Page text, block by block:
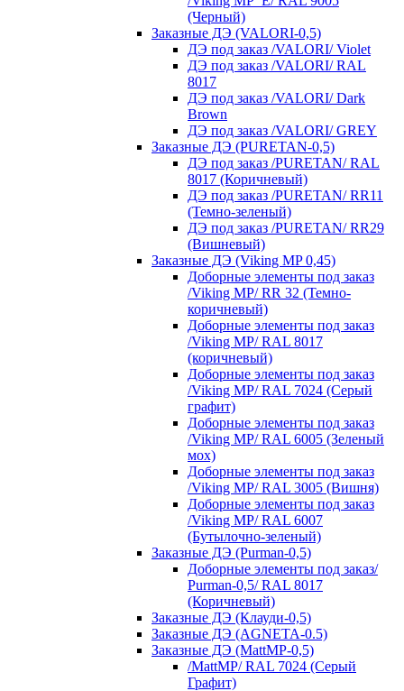
(Черный)
Заказные ДЭ (VALORI-0,5)
ДЭ под заказ /VALORI/ Violet
ДЭ под заказ /VALORI/ RAL
8017
ДЭ под заказ /VALORI/ Dark
Brown
ДЭ под заказ /VALORI/ GREY
Заказные ДЭ (PURETAN-0,5)
ДЭ под заказ /PURETAN/ RAL
8017 (Коричневый)
ДЭ под заказ /PURETAN/ RR11
(Темно-зеленый)
ДЭ под заказ /PURETAN/ RR29
(Вишневый)
Заказные ДЭ (Viking MP 0,45)
Доборные элементы под заказ
/Viking MP/ RR 32 (Темно-
коричневый)
Доборные элементы под заказ
/Viking MP/ RAL 8017
(коричневый)
Доборные элементы под заказ
/Viking MP/ RAL 7024 (Серый
графит)
Доборные элементы под заказ
/Viking MP/ RAL 6005 (Зеленый
мох)
Доборные элементы под заказ
/Viking MP/ RAL 3005 (Вишня)
Доборные элементы под заказ
/Viking MP/ RAL 6007
(Бутылочно-зеленый)
Заказные ДЭ (Purman-0,5)
Доборные элементы под заказ/
Purman-0,5/ RAL 8017
(Коричневый)
Заказные ДЭ (Клауди-0,5)
Заказные ДЭ (AGNETA-0.5)
Заказные ДЭ (MattMP-0,5)
/MattMP/ RAL 7024 (Серый
Графит)